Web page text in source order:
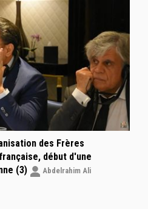
des Frères
début d'une
(3)
Abdelrahim Ali